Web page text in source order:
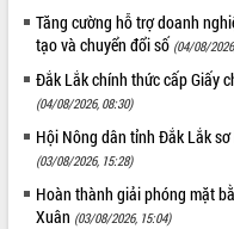
Tăng cường hỗ trợ doanh
tạo và chuyển đổi số (04/08/
Đắk Lắk chính thức cấp Giấy
(04/08/2026, 08:30)
Hội Nông dân tỉnh Đắk Lắk
(03/08/2026, 15:28)
Hoàn thành giải phóng mặt
Xuân (03/08/2026, 15:04)